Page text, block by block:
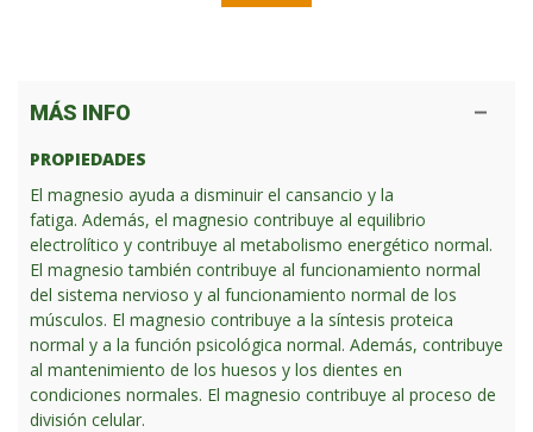
MÁS INFO
PROPIEDADES
El magnesio ayuda a disminuir el cansancio y la
fatiga. Además, el magnesio contribuye al equilibrio
electrolítico y contribuye al metabolismo energético normal.
El magnesio también contribuye al funcionamiento normal
del sistema nervioso y al funcionamiento normal de los
músculos. El magnesio contribuye a la síntesis proteica
normal y a la función psicológica normal. Además, contribuye
al mantenimiento de los huesos y los dientes en
condiciones normales. El magnesio contribuye al proceso de
división celular.